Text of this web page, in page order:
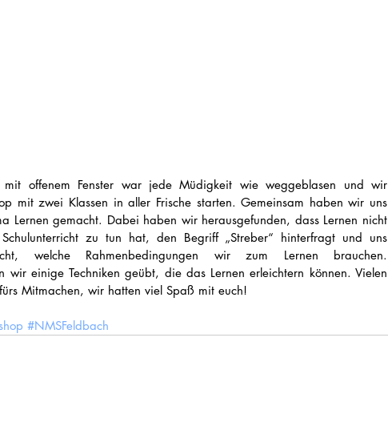
offenem Fenster war jede Müdigkeit wie weggeblasen und wir
mit zwei Klassen in aller Frische starten. Gemeinsam haben wir uns
Lernen gemacht. Dabei haben wir herausgefunden, dass Lernen nicht
zu tun hat, den Begriff „Streber“ hinterfragt und uns
welche Rahmenbedingungen wir zum Lernen brauchen.
wir einige Techniken geübt, die das Lernen erleichtern können. Vielen
Mitmachen, wir hatten viel Spaß mit euch!
#NMSFeldbach